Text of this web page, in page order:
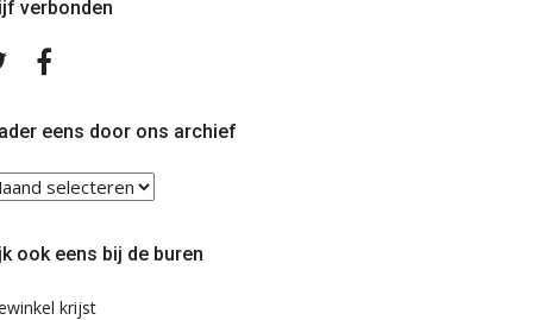
verbonden
Volg
TwitterFacebook
eens door ons archief
ook eens bij de buren
krijst